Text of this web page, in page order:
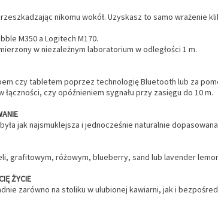
nikomu wokół. Uzyskasz to samo wrażenie
M350 a Logitech M170.
w niezależnym laboratorium w odległości 1 m.
czy tabletem poprzez technologię Bluetooth lub za
czy opóźnieniem sygnału przy zasięgu do 10 m.
jak najsmuklejsza i jednocześnie naturalnie
grafitowym, różowym, blueberry, sand lub lavender
ŻYCIE
zarówno na stoliku w ulubionej kawiarni, jak i